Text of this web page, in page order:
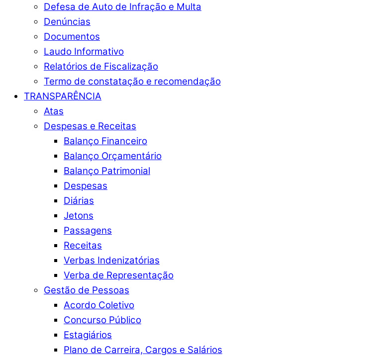
Defesa de Auto de Infração e Multa
Denúncias
Documentos
Laudo Informativo
Relatórios de Fiscalização
Termo de constatação e recomendação
TRANSPARÊNCIA
Atas
Despesas e Receitas
Balanço Financeiro
Balanço Orçamentário
Balanço Patrimonial
Despesas
Diárias
Jetons
Passagens
Receitas
Verbas Indenizatórias
Verba de Representação
Gestão de Pessoas
Acordo Coletivo
Concurso Público
Estagiários
Plano de Carreira, Cargos e Salários